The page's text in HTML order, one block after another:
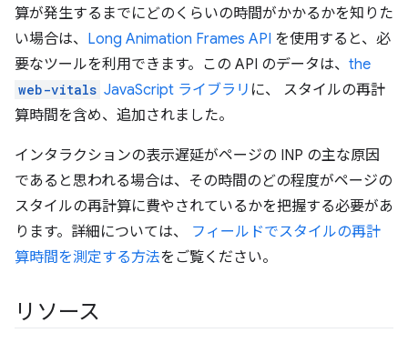
算が発生するまでにどのくらいの時間がかかるかを知りた
い場合は、 Long Animation Frames API を使用すると、必
要なツールを利用できます。この API のデータは、 the
web-vitals JavaScript ライブラリ に、 スタイルの再計
算時間を含め、追加されました。
インタラクションの表示遅延がページの INP の主な原因
であると思われる場合は、その時間のどの程度がページの
スタイルの再計算に費やされているかを把握する必要があ
ります。詳細については、 フィールドでスタイルの再計
算時間を測定する方法をご覧ください。
リソース